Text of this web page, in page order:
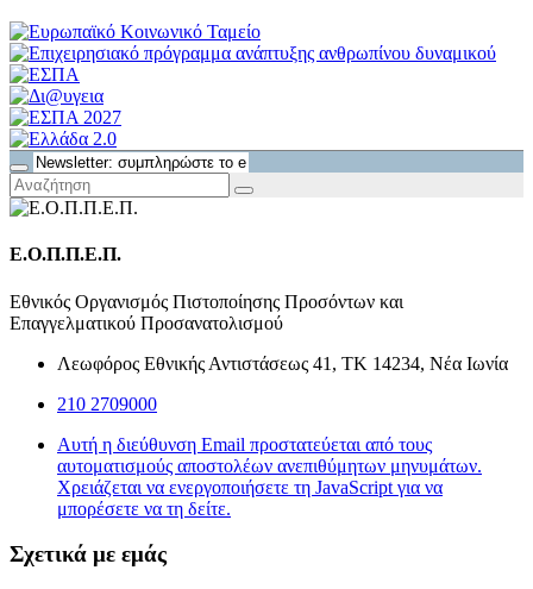
Ε.Ο.Π.Π.Ε.Π.
Εθνικός Οργανισμός Πιστοποίησης Προσόντων και
Επαγγελματικού Προσανατολισμού
Λεωφόρος Εθνικής Αντιστάσεως 41, ΤΚ 14234, Νέα Ιωνία
210 2709000
Αυτή η διεύθυνση Email προστατεύεται από τους
αυτοματισμούς αποστολέων ανεπιθύμητων μηνυμάτων.
Χρειάζεται να ενεργοποιήσετε τη JavaScript για να
μπορέσετε να τη δείτε.
Σχετικά με εμάς